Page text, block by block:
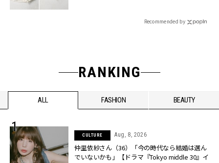
Recommended by
RANKING
ALL FASHION BEAUTY
CULTURE Aug, 8, 2026
仲里依紗さん（36）「今の時代なら結婚は選ん
でいないかも」【ドラマ『Tokyo middle 30』イ